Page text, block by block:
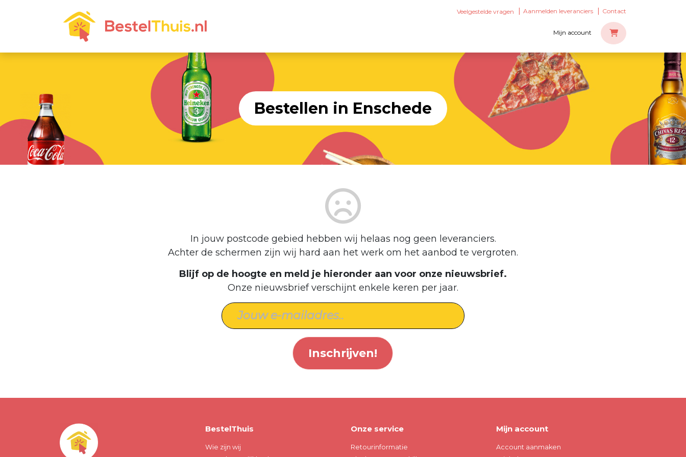
Veelgestelde vragen Aanmelden leveranciers Contact
Mijn account
Bestellen in Enschede
In jouw postcode gebied hebben wij helaas nog geen leveranciers.
Achter de schermen zijn wij hard aan het werk om het aanbod te vergroten.
Blijf op de hoogte en meld je hieronder aan voor onze nieuwsbrief.
Onze nieuwsbrief verschijnt enkele keren per jaar.
Inschrijven!
BestelThuis
Wie zijn wij
Onze service
Retourinformatie
Mijn account
Account aanmaken